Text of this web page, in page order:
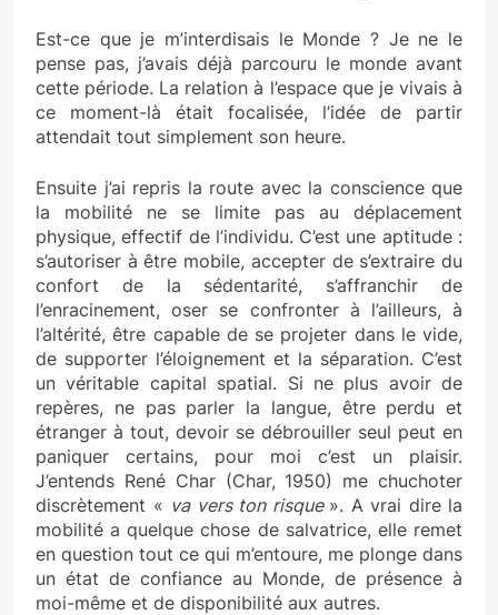
Est-ce que je m’interdisais le Monde ? Je ne le
pense pas, j’avais déjà parcouru le monde avant
cette période. La relation à l’espace que je vivais à
ce moment-là était focalisée, l’idée de partir
attendait tout simplement son heure.
Ensuite j’ai repris la route avec la conscience que
la mobilité ne se limite pas au déplacement
physique, effectif de l’individu. C’est une aptitude :
s’autoriser à être mobile, accepter de s’extraire du
confort de la sédentarité, s’affranchir de
l’enracinement, oser se confronter à l’ailleurs, à
l’altérité, être capable de se projeter dans le vide,
de supporter l’éloignement et la séparation. C’est
un véritable capital spatial. Si ne plus avoir de
repères, ne pas parler la langue, être perdu et
étranger à tout, devoir se débrouiller seul peut en
paniquer certains, pour moi c’est un plaisir.
J’entends René Char (Char, 1950) me chuchoter
discrètement « va vers ton risque ». A vrai dire la
mobilité a quelque chose de salvatrice, elle remet
en question tout ce qui m’entoure, me plonge dans
un état de confiance au Monde, de présence à
moi-même et de disponibilité aux autres.